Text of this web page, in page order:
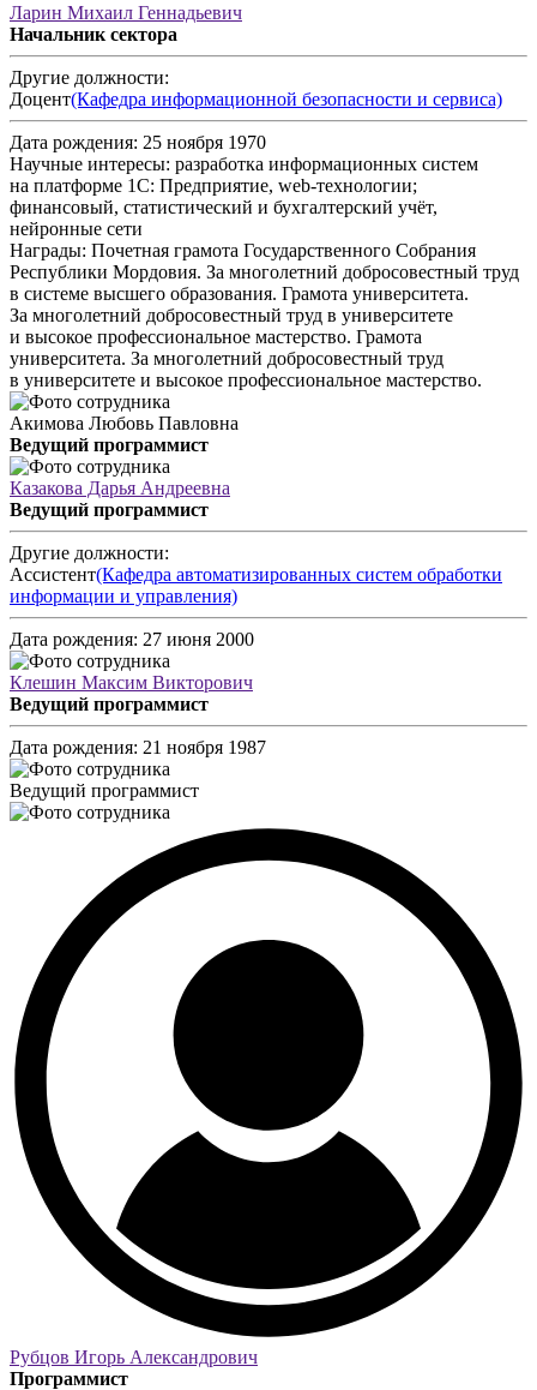
Ларин Михаил Геннадьевич
Начальник сектора
Другие должности:
Доцент(Кафедра информационной безопасности и сервиса)
Дата рождения: 25 ноября 1970
Научные интересы: разработка информационных систем
на платформе 1С: Предприятие, web-технологии;
финансовый, статистический и бухгалтерский учёт,
нейронные сети
Награды: Почетная грамота Государственного Собрания
Республики Мордовия. За многолетний добросовестный труд
в системе высшего образования. Грамота университета.
За многолетний добросовестный труд в университете
и высокое профессиональное мастерство. Грамота
университета. За многолетний добросовестный труд
в университете и высокое профессиональное мастерство.
Акимова Любовь Павловна
Ведущий программист
Казакова Дарья Андреевна
Ведущий программист
Другие должности:
Ассистент(Кафедра автоматизированных систем обработки
информации и управления)
Дата рождения: 27 июня 2000
Клешин Максим Викторович
Ведущий программист
Дата рождения: 21 ноября 1987
Ведущий программист
Рубцов Игорь Александрович
Программист